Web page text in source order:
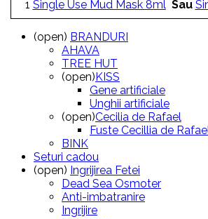
1 Single Use Mud Mask 8ml Sau
(open) BRANDURI
AHAVA
TREE HUT
(open)KISS
Gene artificiale
Unghii artificiale
(open)Cecilia de Rafael
Fuste Cecillia de
BINK
Seturi cadou
(open) Ingrijirea Fetei
Dead Sea Osmoter
Anti-imbatranire
Ingrijire